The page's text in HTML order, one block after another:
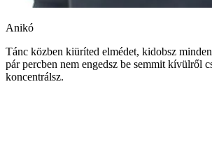
Anikó
Tánc közben kiüríted elmédet, kidobsz
pár percben nem engedsz be semmit kívülről
koncentrálsz.